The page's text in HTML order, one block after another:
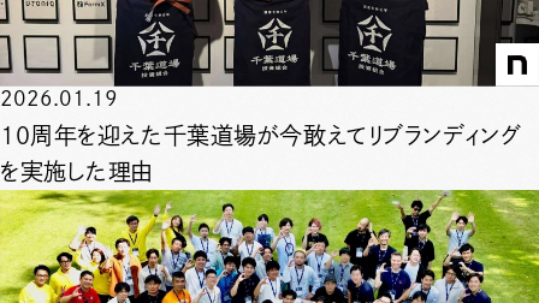
2026.01.19
10周年を迎えた千葉道場が今敢えてリブランディング
を実施した理由